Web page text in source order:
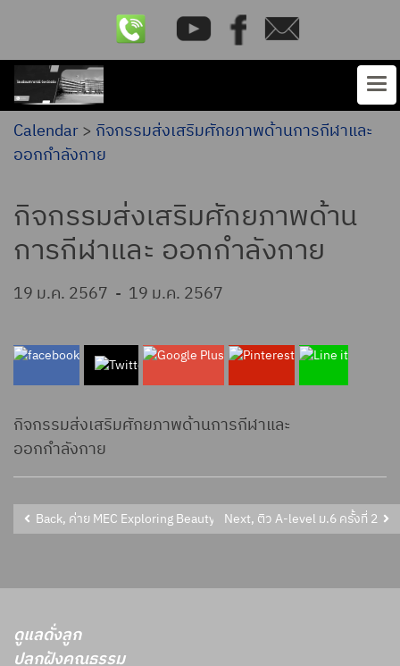
Calendar> กิจกรรมส่งเสริมศักยภาพด้านการกีฬาและ
ออกกำลังกาย
กิจกรรมส่งเสริมศักยภาพด้าน
การกีฬาและ ออกกำลังกาย
19 ม.ค. 2567 - 19 ม.ค. 2567
กิจกรรมส่งเสริมศักยภาพด้านการกีฬาและ
ออกกำลังกาย
Back, ค่าย MEC Exploring Beauty of Andaman สำหรับนักเรียนชั้
Next, ติว A-level ม.6 ครั้งที่ 2
ดูแลดั่งลูก
ปลูกฝังคุณธรรม